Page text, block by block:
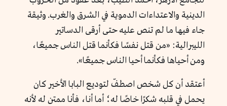
الدينية والاعتداءات الدموية في الشرق والغرب. وثيقة
جاء فيها ما لم تنص عليه حتى أرقى الدساتير
الليبرالية: «من قتل نفسًا فكأنما قتل الناس جميعًا،
ومن أحياها فكأنما أحيا الناس جميعًا».
أعتقد أن كل شخص اصطفّ لتوديع البابا الأخير كان
يحمل في قلبه شكرًا خاصًا له؛ أما أنا، فأنا ممتن له لأنه